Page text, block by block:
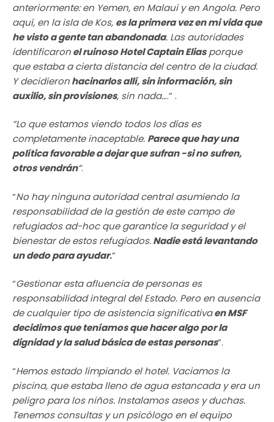
anteriormente: en Yemen, en Malaui y en Angola. Pero
aquí, en la isla de Kos, es la primera vez en mi vida que
he visto a gente tan abandonada. Las autoridades
identificaronel ruinoso Hotel Captain Eliasporque
que estaba a cierta distancia del centro de la ciudad.
Y decidieronhacinarlos allí, sin información, sin
auxilio, sin provisiones, sin nada….” .
“Lo que estamos viendo todos los días es
completamente inaceptable. Parece que hay una
política favorable a dejar que sufran -si no sufren,
otros vendrán“.
“No hay ninguna autoridad central asumiendo la
responsabilidad de la gestión de este campo de
refugiados ad-hoc que garantice la seguridad y el
bienestar de estos refugiados.Nadie está levantando
un dedo para ayudar.”
“Gestionar esta afluencia de personas es
responsabilidad integral del Estado. Pero en ausencia
de cualquier tipo de asistencia significativaen MSF
decidimos que teníamos que hacer algo por la
dignidad y la salud básica de estas personas”.
“Hemos estado limpiando el hotel. Vaciamos la
piscina, que estaba lleno de agua estancada y era un
peligro para los niños. Instalamos aseos y duchas.
Tenemos consultas y un psicólogo en el equipo